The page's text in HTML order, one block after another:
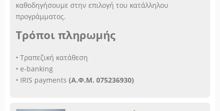
καθοδηγήσουμε στην επιλογή του κατάλληλου
προγράμματος.
Τρόποι πληρωμής
• Τραπεζική κατάθεση
• e-banking
• IRIS payments (Α.Φ.Μ. 075236930)